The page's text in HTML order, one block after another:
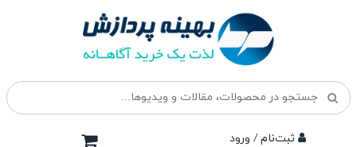
ثبت‌نام / ورود